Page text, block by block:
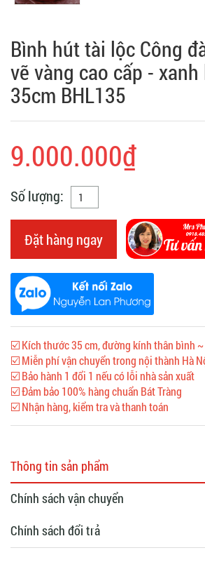
Bình hút tài lộc Công
vẽ vàng cao cấp -
35cm BHL135
9.000.000₫
Số lượng:
Đặt hàng ngay
☑️ Kích thước 35 cm, đường kính thân bình
☑️ Miễn phí vận chuyển trong nội thành Hà
☑️ Bảo hành 1 đổi 1 nếu có lỗi nhà sản xuất
☑️ Đảm bảo 100% hàng chuẩn Bát Tràng
☑️ Nhận hàng, kiểm tra và thanh toán
Thông tin sản phẩm
Chính sách vận chuyển
Chính sách đổi trả